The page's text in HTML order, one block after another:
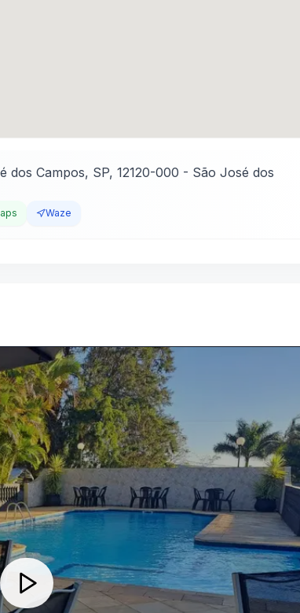
dos Campos, SP, 12120-000 - São José dos
Waze